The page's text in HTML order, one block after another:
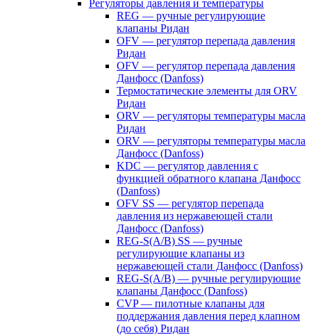
Регуляторы давления и температуры
REG — ручные регулирующие
клапаны Ридан
OFV — регулятор перепада давления
Ридан
OFV — регулятор перепада давления
Данфосс (Danfoss)
Термостатические элементы для ORV
Ридан
ORV — регуляторы температуры масла
Ридан
ORV — регуляторы температуры масла
Данфосс (Danfoss)
KDC — регулятор давления с
функцией обратного клапана Данфосс
(Danfoss)
OFV SS — регулятор перепада
давления из нержавеющей стали
Данфосс (Danfoss)
REG-S(A/B) SS — ручные
регулирующие клапаны из
нержавеющей стали Данфосс (Danfoss)
REG-S(A/B) — ручные регулирующие
клапаны Данфосс (Danfoss)
CVP — пилотные клапаны для
поддержания давления перед клапном
(до себя) Ридан